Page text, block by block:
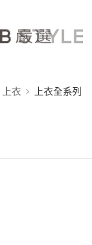
上衣 上衣全系列